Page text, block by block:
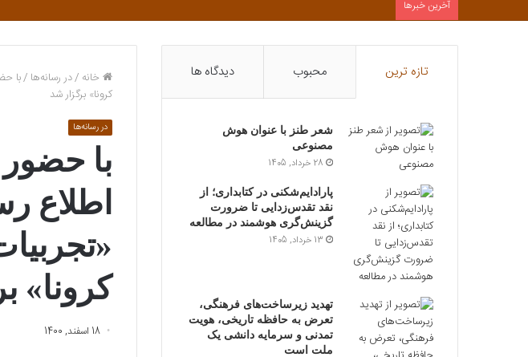
آخرین خبرها
خانه /در رسانه‌ها /با
کرونا» برگزار شد
در رسانه‌ها
با حضور
اطلاع
کرونا»
18 اسفند, 1400
تازه ترین محبوب دیدگاه ها
شعر طنز با عنوان هوش
مصنوعی
28 خرداد, 1405
پارادایم‌شکنی در کتابداری؛ از
نقد تقدس‌زدایی تا ضرورت
گزینش‌گری هوشمند در مطالعه
13 خرداد, 1405
تهدید زیرساخت‌های فرهنگی،
تعرض به حافظه تاریخی، هویت
تمدنی و سرمایه دانشی یک
ملت است